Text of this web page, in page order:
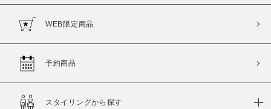
価格
WEB限定商品
予約商品
スタイリングから探す